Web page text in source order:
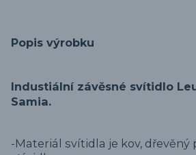
Popis výrobku
Industiální závěsné svítidlo
Samia.
-Materiál svítidla je kov, dřevěný